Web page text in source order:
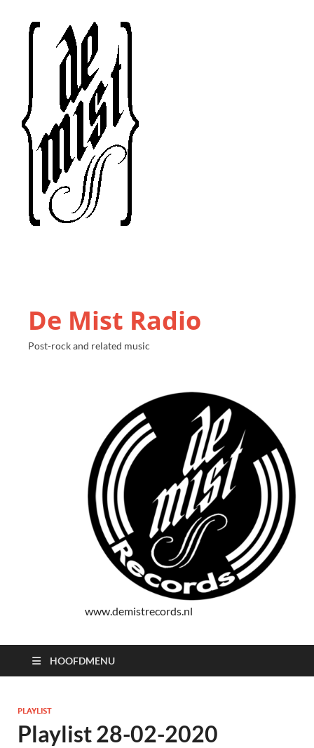
De Mist Radio
Post-rock and related music
www.demistrecords.nl
HOOFDMENU
PLAYLIST
Playlist 28-02-2020